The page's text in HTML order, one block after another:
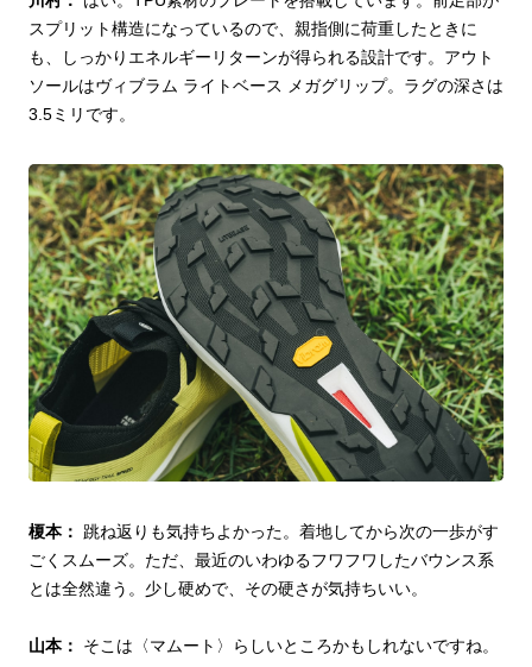
スプリット構造になっているので、親指側に荷重したときに
も、しっかりエネルギーリターンが得られる設計です。アウト
ソールはヴィブラム ライトベース メガグリップ。ラグの深さは
3.5ミリです。
榎本：
跳ね返りも気持ちよかった。着地してから次の一歩がす
ごくスムーズ。ただ、最近のいわゆるフワフワしたバウンス系
とは全然違う。少し硬めで、その硬さが気持ちいい。
山本： そこは〈マムート〉らしいところかもしれないですね。